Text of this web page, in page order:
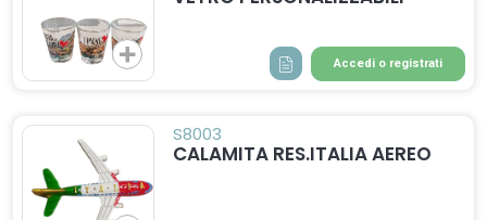
Accedi o registrati
S8003
CALAMITA RES.ITALIA AEREO